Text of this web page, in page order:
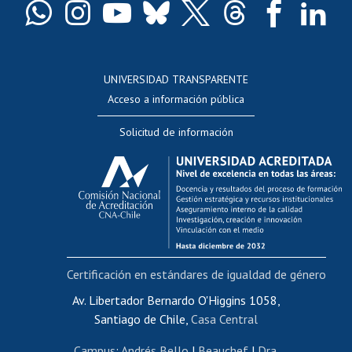
Docentes
Evaluación docente
Calificación académica
Postulación al AUCAI
Funcionarias/os
Cursos internos de capacitación
Bienestar del personal
Portal de movilidad interna
Certificado de renta
Certificado de renta honorarios
UNIVERSIDAD TRANSPARENTE
Acceso a información pública
Solicitud de información
Av. Libertador Bernardo O'Higgins 1058,
Santiago de Chile, Casa Central
Certificación en estándares de igualdad de género